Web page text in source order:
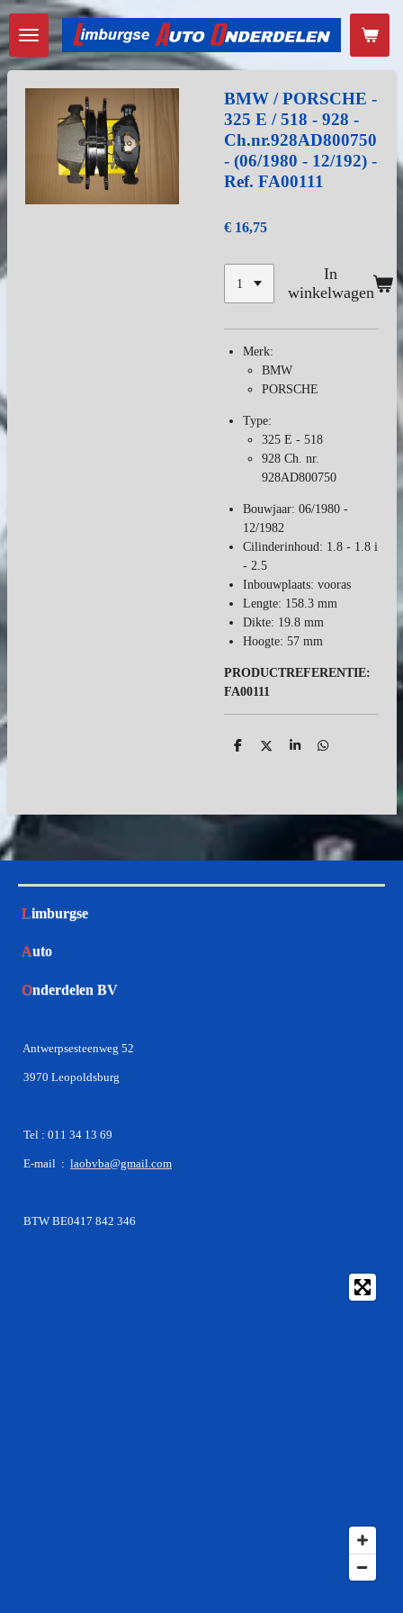
Ga
direct
naar
de
hoofdinhoud
BMW / PORSCHE -
325 E / 518 - 928 -
Ch.nr.928AD800750
- (06/1980 - 12/192) -
Ref. FA00111
€ 16,75
In
winkelwagen
Merk:
BMW
PORSCHE
Type:
325 E - 518
928 Ch. nr.
928AD800750
Bouwjaar: 06/1980 -
12/1982
Cilinderinhoud: 1.8 - 1.8 i
- 2.5
Inbouwplaats: vooras
Lengte: 158.3 mm
Dikte: 19.8 mm
Hoogte: 57 mm
PRODUCTREFERENTIE:
FA00111
D
D
S
D
Limburgse
Auto
Onderdelen BV
Antwerpsesteenweg 52
3970 Leopoldsburg
Tel : 011 34 13 69
E-mail : laobvba@gmail.com
BTW BE0417 842 346